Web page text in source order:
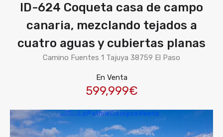
ID-624 Coqueta casa de campo
canaria, mezclando tejados a
cuatro aguas y cubiertas planas
Camino Fuentes 1 Tajuya 38759 El Paso
En Venta
599,999€